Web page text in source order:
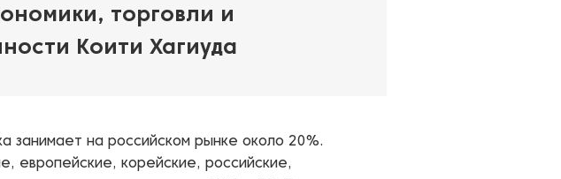
торговли и
Коити Хагиуда
занимает на российском рынке около 20%.
европейские, корейские, российские,